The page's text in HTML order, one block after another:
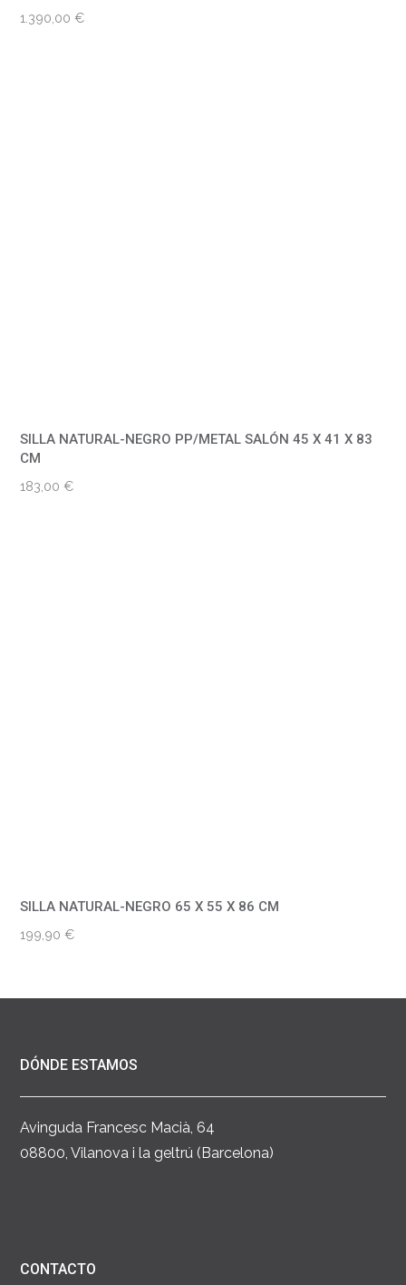
1.390,00€
SILLA NATURAL-NEGRO PP/METAL SALÓN 45 X 41 X 83
CM
183,00€
SILLA NATURAL-NEGRO 65 X 55 X 86 CM
199,90€
DÓNDE ESTAMOS
Avinguda Francesc Macià, 64
08800, Vilanova i la geltrú (Barcelona)
CONTACTO